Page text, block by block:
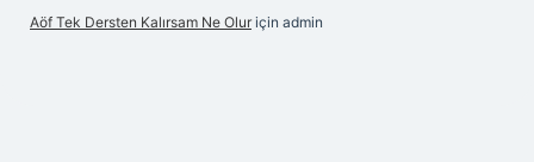
Aöf Tek Dersten Kalırsam Ne Olur için admin